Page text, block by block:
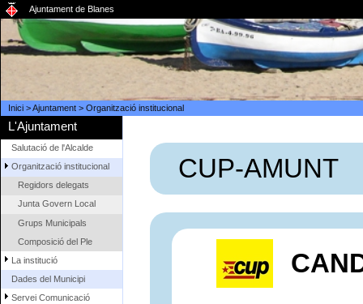
Ajuntament de Blanes
Inici>Ajuntament> Organització institucional
L'Ajuntament
Salutació de l'Alcalde
Organització institucional
Regidors delegats
Junta Govern Local
Grups Municipals
Composició del Ple
La institució
Dades del Municipi
Servei Comunicació
CUP-AMUNT